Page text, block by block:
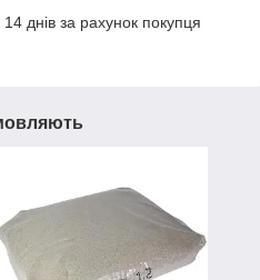
днів за рахунок покупця